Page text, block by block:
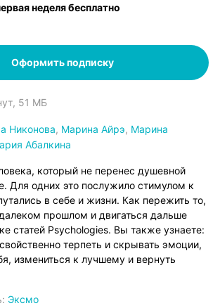
неделя бесплатно
Оформить подписку
, 51 МБ
Никонова, Марина Айрэ, Марина
Абалкина
который не перенес душевной
Для одних это послужило стимулом к
в себе и жизни. Как пережить то,
прошлом и двигаться дальше
статей Psychologies. Вы также узнаете:
терпеть и скрывать эмоции,
измениться к лучшему и вернуть
Эксмо